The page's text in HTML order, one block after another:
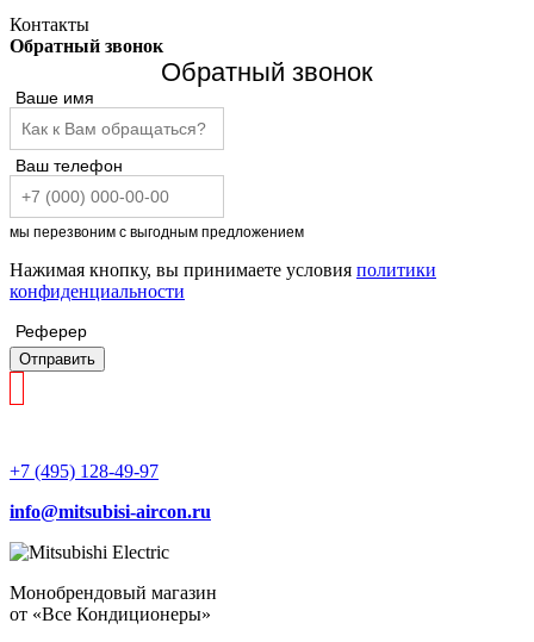
Контакты
Обратный звонок
Обратный звонок
Ваше имя
Ваш телефон
мы перезвоним с выгодным предложением
Нажимая кнопку, вы принимаете условия политики
конфиденциальности
Реферер
Отправить
+7 (495) 128-49-97
info@mitsubisi-aircon.ru
Монобрендовый магазин
от «Все Кондиционеры»